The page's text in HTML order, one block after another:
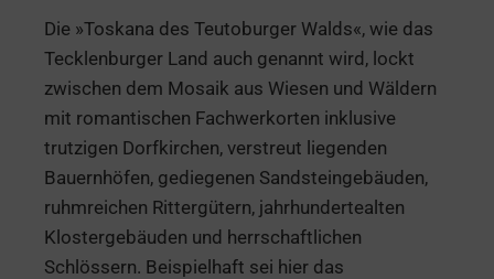
Die »Toskana des Teutoburger Walds«, wie das
Tecklenburger Land auch genannt wird, lockt
zwischen dem Mosaik aus Wiesen und Wäldern
mit romantischen Fachwerkorten inklusive
trutzigen Dorfkirchen, verstreut liegenden
Bauernhöfen, gediegenen Sandsteingebäuden,
ruhmreichen Rittergütern, jahrhundertealten
Klostergebäuden und herrschaftlichen
Schlössern. Beispielhaft sei hier das